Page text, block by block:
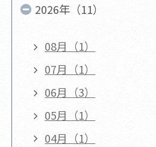
2026年（11）
08月（1）
07月（1）
06月（3）
05月（1）
04月（1）